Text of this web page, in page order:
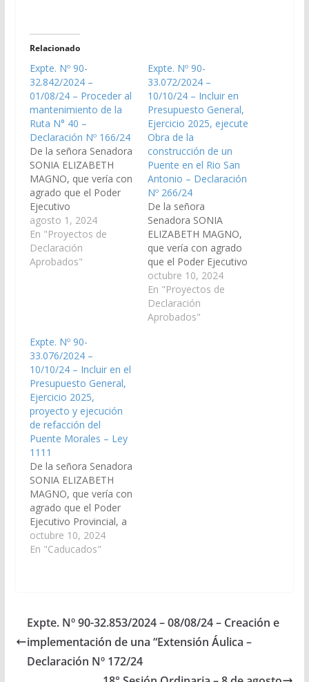
Relacionado
Expte. Nº 90-
32.842/2024 –
01/08/24 – Proceder al
mantenimiento de la
Ruta N° 40 –
Declaración Nº 166/24
De la señora Senadora
SONIA ELIZABETH
MAGNO, que vería con
agrado que el Poder
Ejecutivo
Provincial,junto a los
señores legisladores
Nacionales por la
provincia de Salta
correspondiente -
distrito 5º- pata la
reparación y
mantenimiento de la
Ruta…
agosto 1, 2024
En "Proyectos de
Declaración
Aprobados"
Expte. Nº 90-
33.072/2024 –
10/10/24 – Incluir en
Presupuesto General,
Ejercicio 2025, ejecute
Obra de la
construcción de un
Puente en el Rio San
Antonio – Declaración
Nº 266/24
De la señora
Senadora SONIA
ELIZABETH MAGNO,
que vería con agrado
que el Poder Ejecutivo
Provincial, junto a los
señores Legisladores
por la provincia de
Salta realicen las
octubre 10, 2024
En "Proyectos de
Declaración
Aprobados"
Expte. Nº 90-
33.076/2024 –
10/10/24 – Incluir en el
Presupuesto General,
Ejercicio 2025,
proyecto y ejecución
de refacción del
Puente Morales – Ley
1111
De la señora Senadora
SONIA ELIZABETH
MAGNO, que vería con
agrado que el Poder
Ejecutivo Provincial, a
través del organismo
que corresponda,
General de la Provincia
Ejercicio 2025,
proyecto y ejecución
de refacción del
octubre 10, 2024
En "Caducados"
Expte. Nº 90-32.853/2024 – 08/08/24 – Creación e
implementación de una “Extensión Áulica –
Declaración Nº 172/24